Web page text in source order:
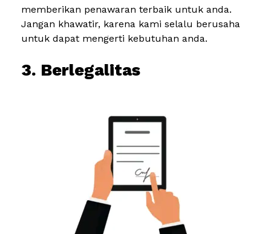
memberikan penawaran terbaik untuk anda.
Jangan khawatir, karena kami selalu berusaha
untuk dapat mengerti kebutuhan anda.
3. Berlegalitas